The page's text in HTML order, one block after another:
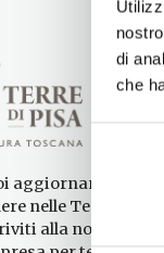
di
che
consenso
aggiornamenti su
nelle Terre di
alla nostra